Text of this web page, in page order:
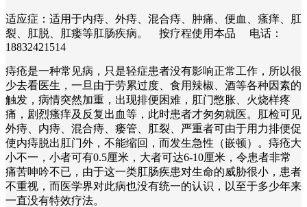
适应症：适用于内痔、外痔、混合痔、肿痛、便血、瘙痒、肛
裂、肛脱、肛瘘等肛肠疾病。 按疗程使用本品 电话：
18832421514
痔疮是一种常见病，只是轻症患者没有影响正常工作，所以很
少去看医生，一旦由于劳累过度、食用辣椒、酒等各种因素的
触发，病情突然加重，出现排便困难，肛门憋胀、火烧样疼
痛，剧烈瘙痒及反复出血等，此时患者才匆匆就医。肛检可见
外痔、内痔、混合痔、瘘管、肛裂、严重者可由于用力排便促
使内痔脱出肛门外，不能缩回，而发生急性（嵌顿）。痔疮大
小不一，小者可有0.5厘米，大者可达6-10厘米，令患者非常
痛苦呻吟不已，由于这一类肛肠疾患对生命的威胁很小，患者
不重视，而医学界对此病也没有统一的认识，以至于多少年来
一直没有特效疗法。